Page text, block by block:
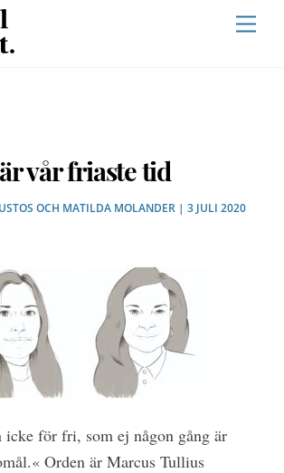
vår friaste tid
OCH MATILDA MOLANDER| 3 JULI 2020
icke för fri, som ej någon gång är
Orden är Marcus Tullius